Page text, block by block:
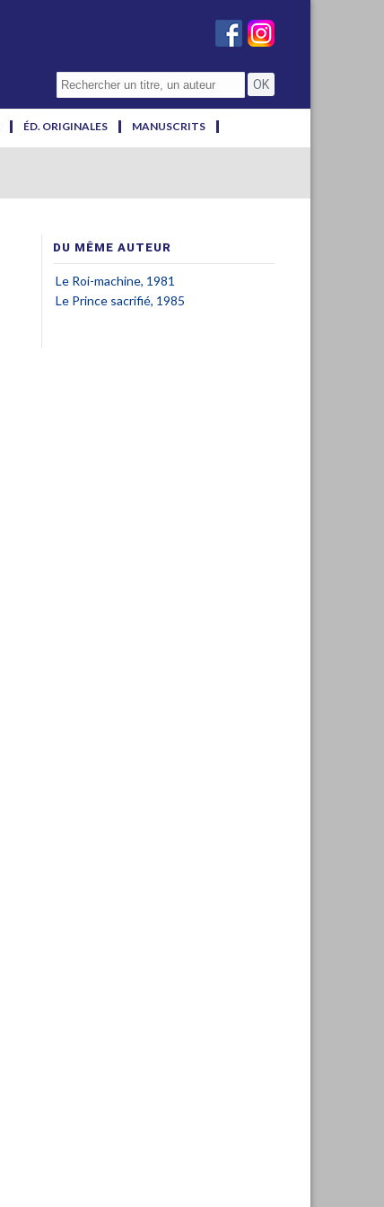
ÉD. ORIGINALES
MANUSCRITS
DU MÊME AUTEUR
Le Roi-machine, 1981
Le Prince sacrifié, 1985